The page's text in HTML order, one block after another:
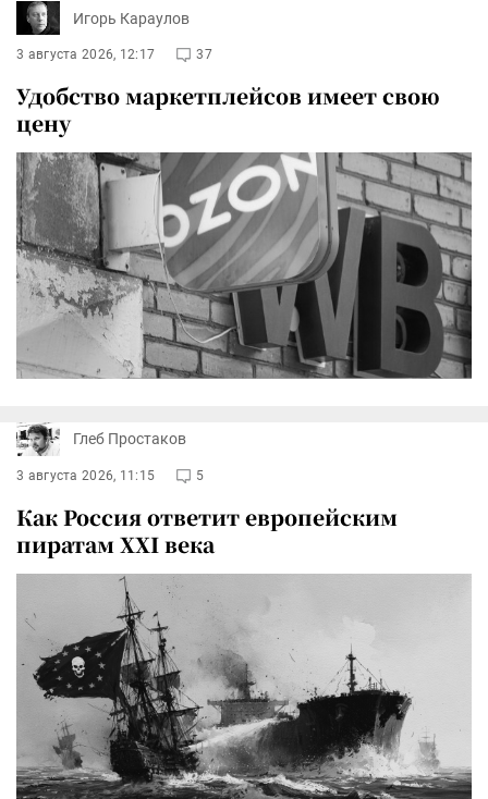
Игорь Караулов
3 августа 2026, 12:17 37
Удобство маркетплейсов имеет свою
цену
Глеб Простаков
3 августа 2026, 11:15 5
Как Россия ответит европейским
пиратам XXI века